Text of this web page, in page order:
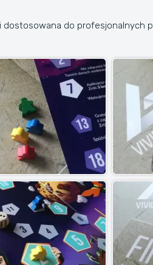
dostosowana do profesjonalnych